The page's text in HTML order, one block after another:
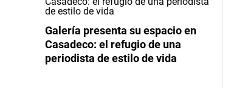
Galería presenta su espacio en
Casadeco: el refugio de una
periodista de estilo de vida